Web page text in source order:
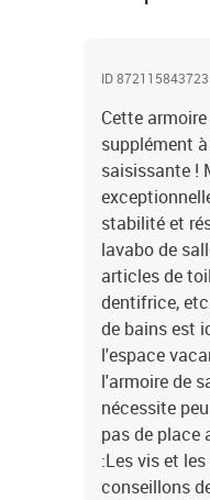
ID
Cette
supplément
saisissante !
stabilité et
lavabo de
articles de
dentifrice,
de bains est
l'espace
l'armoire de
nécessite
pas de place
:Les vis et
conseillons